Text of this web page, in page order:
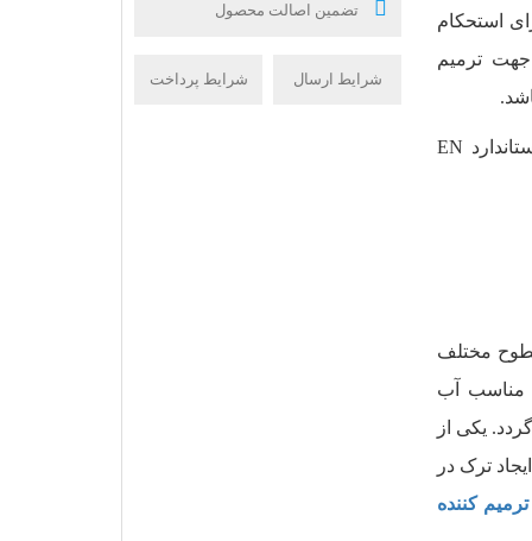
استحکام
ترمیم
این محصول با الزامات رده R1 در دسته غیرسازه‌ای طبق استاندارد EN
مختلف
مناسب آب
یکی از
ترک در
کننده
تضمین اصالت محصول
شرایط ارسال شرایط پرداخت